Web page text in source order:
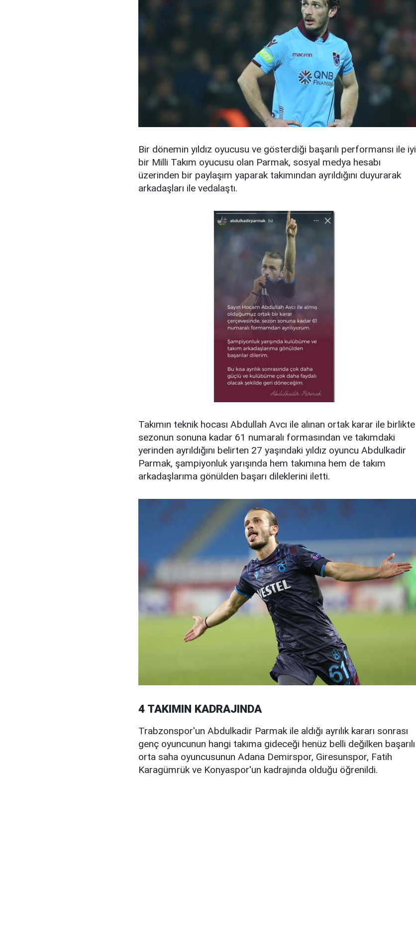
Bir dönemin yıldız oyucusu ve gösterdiği başarılı performansı ile iyi
bir Milli Takım oyucusu olan Parmak, sosyal medya hesabı
üzerinden bir paylaşım yaparak takımından ayrıldığını duyurarak
arkadaşları ile vedalaştı.
Takımın teknik hocası Abdullah Avcı ile alınan ortak karar ile birlikte
sezonun sonuna kadar 61 numaralı formasından ve takımdaki
yerinden ayrıldığını belirten 27 yaşındaki yıldız oyuncu Abdulkadir
Parmak, şampiyonluk yarışında hem takımına hem de takım
arkadaşlarıma gönülden başarı dileklerini iletti.
4 TAKIMIN KADRAJINDA
Trabzonspor'un Abdulkadir Parmak ile aldığı ayrılık kararı sonrası
genç oyuncunun hangi takıma gideceği henüz belli değilken başarılı
orta saha oyuncusunun Adana Demirspor, Giresunspor, Fatih
Karagümrük ve Konyaspor'un kadrajında olduğu öğrenildi.